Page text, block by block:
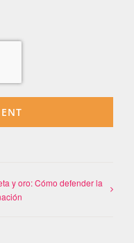
y oro: Cómo defender la